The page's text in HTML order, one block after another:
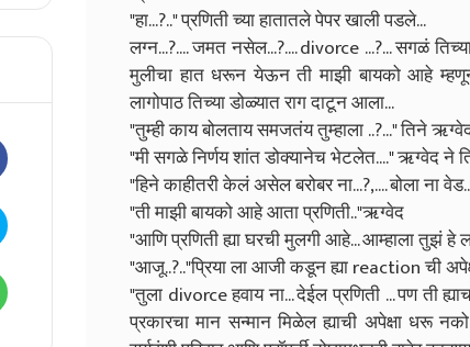
"हा...?.." प्रणिती च्या हातातले पेपर खाली पडले...
लग्न...?.... जमत नसेल...?.... divorce ...?... सगळं
मुलीचा हात धरून येऊन ती माझी बायको आहे
लागोपाठ तिच्या डोळ्यात राग दाटून आला...
"तुम्ही काय बोलताय समजतंय तुम्हाला ..?..." तिने
"मी सगळे निर्णय शांत डोक्यानेच भेटलेत...." ऋग्वेद ने
"हिने काहीतरी केलं असेल बरोबर ना...?,.... बोला ना
"ती माझी बायको आहे आता प्रणिती.."ऋग्वेद
"आणि प्रणिती ह्या घरची मुलगी आहे... आम्हाला तुझं हे
"आजू..?.."प्रिया ला आजी कडून ह्या reaction ची
"तुला divorce हवाय ना... देईल प्रणिती ... पण ती
प्रकारचा मान सन्मान मिळेल ह्याची अपेक्षा धरू